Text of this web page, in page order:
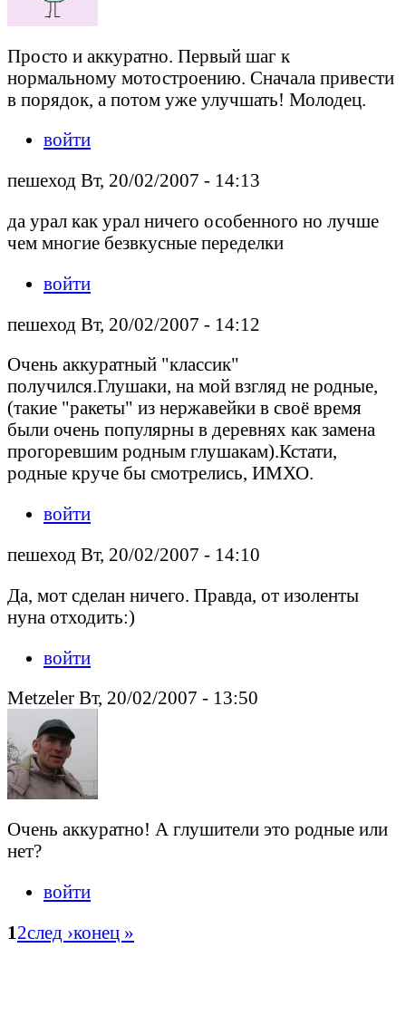
Просто и аккуратно. Первый шаг к
нормальному мотостроению. Сначала привести
в порядок, а потом уже улучшать! Молодец.
войти
пешеход Вт, 20/02/2007 - 14:13
да урал как урал ничего особенного но лучше
чем многие безвкусные переделки
войти
пешеход Вт, 20/02/2007 - 14:12
Очень аккуратный "классик"
получился.Глушаки, на мой взгляд не родные,
(такие "ракеты" из нержавейки в своё время
были очень популярны в деревнях как замена
прогоревшим родным глушакам).Кстати,
родные круче бы смотрелись, ИМХО.
войти
пешеход Вт, 20/02/2007 - 14:10
Да, мот сделан ничего. Правда, от изоленты
нуна отходить:)
войти
Metzeler Вт, 20/02/2007 - 13:50
Очень аккуратно! А глушители это родные или
нет?
войти
12след ›конец »